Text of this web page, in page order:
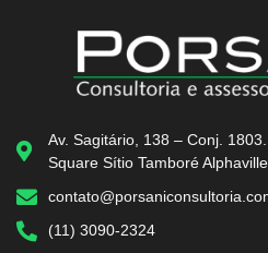
Av. Sagitário, 138 – Conj.
Square Sítio Tamboré Alphaville
(11) 3090-2324